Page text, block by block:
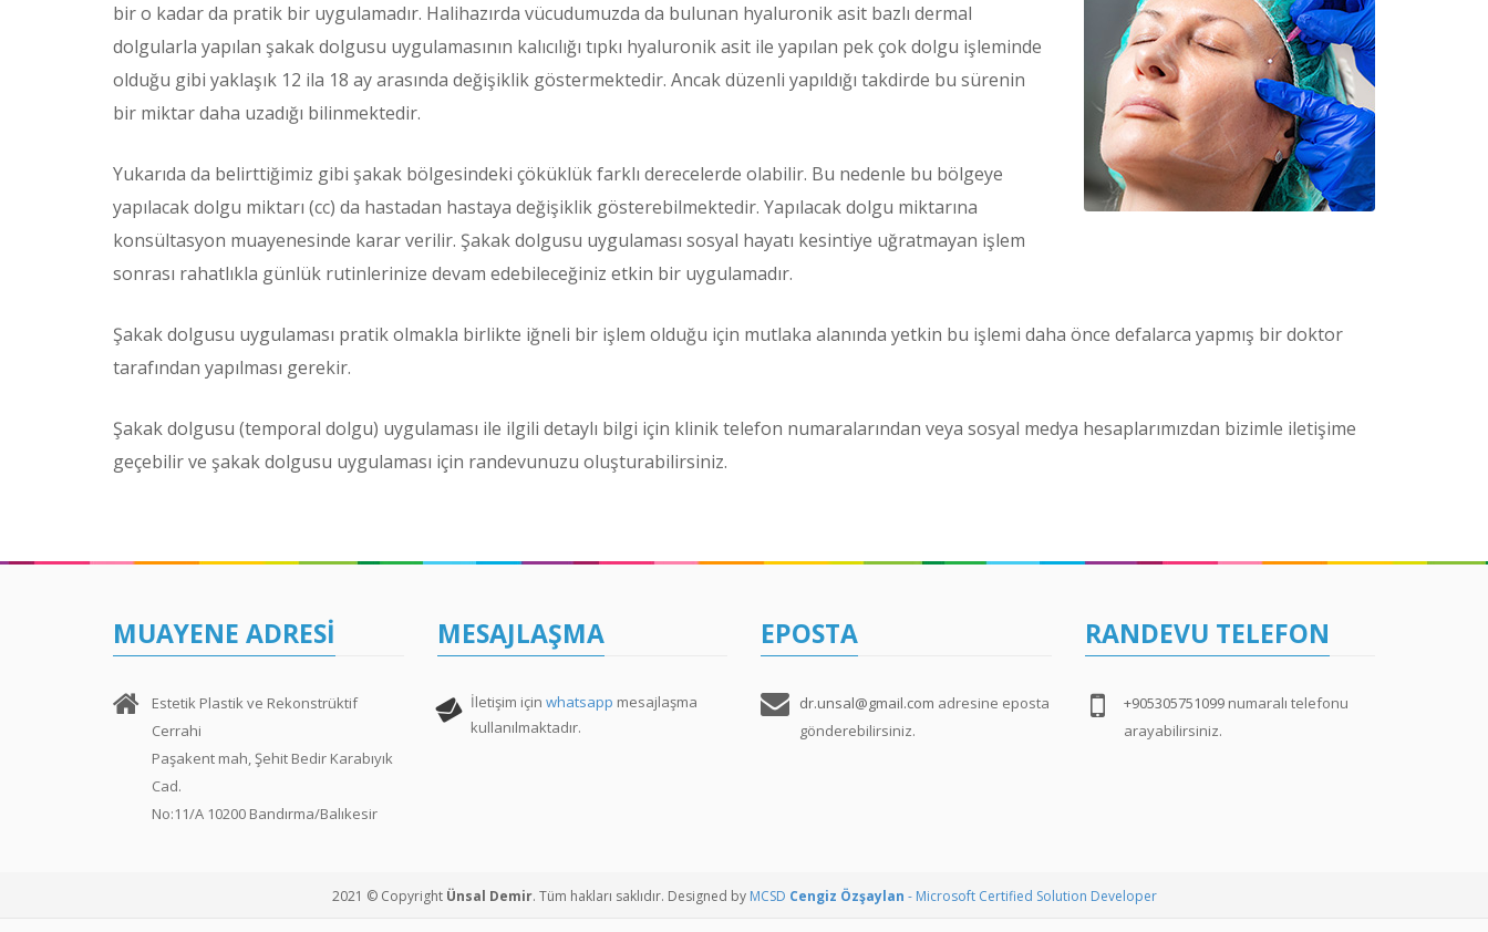
bir o kadar da pratik bir uygulamadır. Halihazırda vücudumuzda da bulunan hyaluronik asit bazlı dermal
dolgularla yapılan şakak dolgusu uygulamasının kalıcılığı tıpkı hyaluronik asit ile yapılan pek çok dolgu işleminde
olduğu gibi yaklaşık 12 ila 18 ay arasında değişiklik göstermektedir. Ancak düzenli yapıldığı takdirde bu sürenin
bir miktar daha uzadığı bilinmektedir.
Yukarıda da belirttiğimiz gibi şakak bölgesindeki çöküklük farklı derecelerde olabilir. Bu nedenle bu bölgeye
yapılacak dolgu miktarı (cc) da hastadan hastaya değişiklik gösterebilmektedir. Yapılacak dolgu miktarına
konsültasyon muayenesinde karar verilir. Şakak dolgusu uygulaması sosyal hayatı kesintiye uğratmayan işlem
sonrası rahatlıkla günlük rutinlerinize devam edebileceğiniz etkin bir uygulamadır.
Şakak dolgusu uygulaması pratik olmakla birlikte iğneli bir işlem olduğu için mutlaka alanında yetkin bu işlemi daha önce defalarca yapmış bir doktor
tarafından yapılması gerekir.
Şakak dolgusu (temporal dolgu) uygulaması ile ilgili detaylı bilgi için klinik telefon numaralarından veya sosyal medya hesaplarımızdan bizimle iletişime
geçebilir ve şakak dolgusu uygulaması için randevunuzu oluşturabilirsiniz.
MUAYENE ADRESI
Estetik Plastik ve Rekonstrüktif
Cerrahi
Paşakent mah, Şehit Bedir Karabıyık
Cad.
No:11/A 10200 Bandırma/Balıkesir
MESAJLAŞMA
İletişim için whatsapp mesajlaşma
kullanılmaktadır.
EPOSTA
dr.unsal@gmail.com adresine eposta
gönderebilirsiniz.
RANDEVU TELEFON
+905305751099 numaralı telefonu
arayabilirsiniz.
2021 © Copyright Ünsal Demir. Tüm hakları saklıdır. Designed by MCSD Cengiz Özşaylan - Microsoft Certified Solution Developer